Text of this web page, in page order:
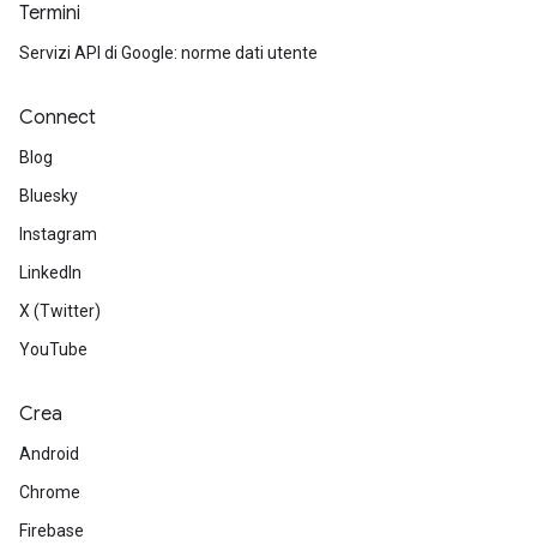
Termini
Servizi API di Google: norme dati utente
Connect
Blog
Bluesky
Instagram
LinkedIn
X (Twitter)
YouTube
Crea
Android
Chrome
Firebase